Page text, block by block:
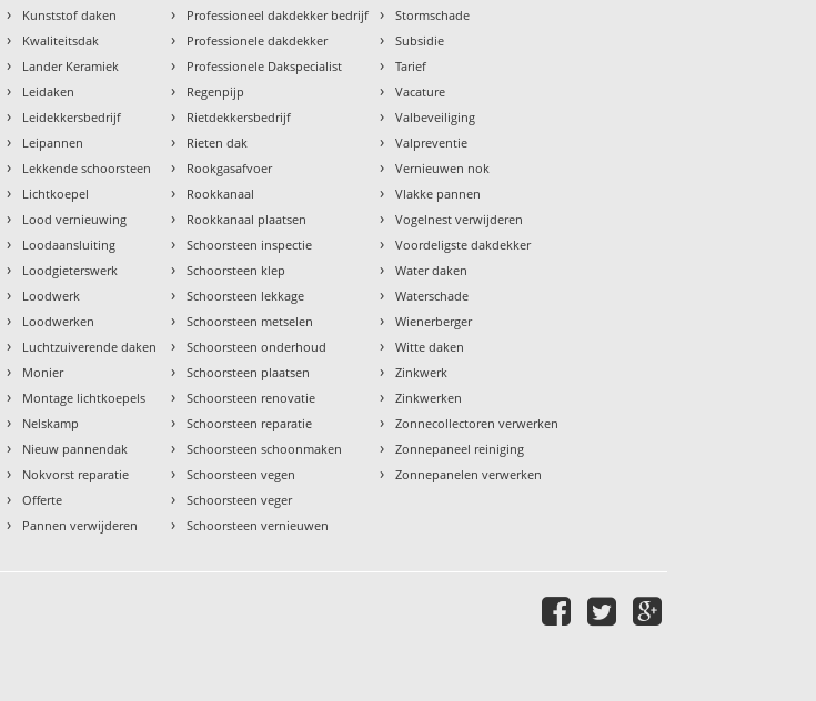
› Kunststof daken
› Kwaliteitsdak
› Lander Keramiek
› Leidaken
› Leidekkersbedrijf
› Leipannen
› Lekkende schoorsteen
› Lichtkoepel
› Lood vernieuwing
› Loodaansluiting
› Loodgieterswerk
› Loodwerk
› Loodwerken
› Luchtzuiverende daken
› Monier
› Montage lichtkoepels
› Nelskamp
› Nieuw pannendak
› Nokvorst reparatie
› Offerte
› Pannen verwijderen
› Professioneel dakdekker bedrijf
› Professionele dakdekker
› Professionele Dakspecialist
› Regenpijp
› Rietdekkersbedrijf
› Rieten dak
› Rookgasafvoer
› Rookkanaal
› Rookkanaal plaatsen
› Schoorsteen inspectie
› Schoorsteen klep
› Schoorsteen lekkage
› Schoorsteen metselen
› Schoorsteen onderhoud
› Schoorsteen plaatsen
› Schoorsteen renovatie
› Schoorsteen reparatie
› Schoorsteen schoonmaken
› Schoorsteen vegen
› Schoorsteen veger
› Schoorsteen vernieuwen
› Stormschade
› Subsidie
› Tarief
› Vacature
› Valbeveiliging
› Valpreventie
› Vernieuwen nok
› Vlakke pannen
› Vogelnest verwijderen
› Voordeligste dakdekker
› Water daken
› Waterschade
› Wienerberger
› Witte daken
› Zinkwerk
› Zinkwerken
› Zonnecollectoren verwerken
› Zonnepaneel reiniging
› Zonnepanelen verwerken